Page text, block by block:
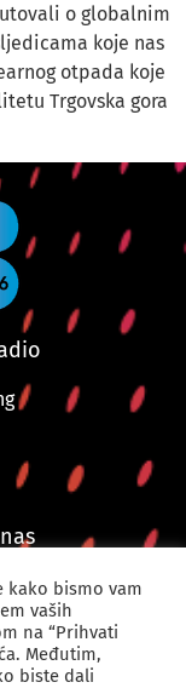
o globalnim
koje nas
otpada koje
Trgovska gora
kako bismo vam
vaših
na “Prihvati
Međutim,
biste dali